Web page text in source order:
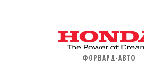
ФОРВАРД-АВТО